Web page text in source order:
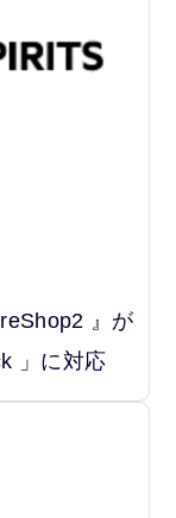
』が
」に対応